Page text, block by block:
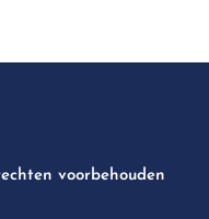
voorbehouden